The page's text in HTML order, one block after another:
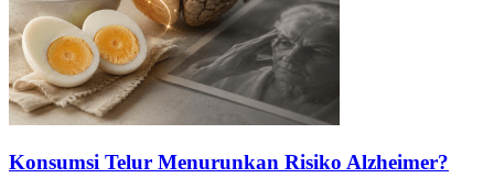
Konsumsi Telur Menurunkan Risiko Alzheimer?